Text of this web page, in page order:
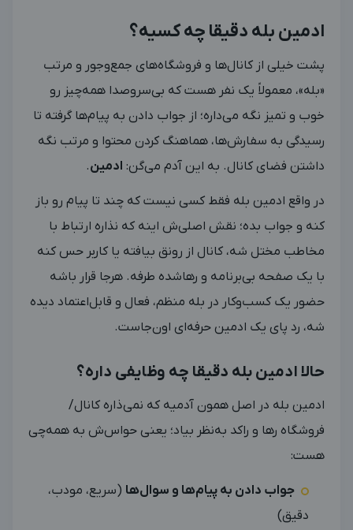
ادمین بله دقیقا چه کسیه؟
پشت خیلی از کانال‌ها و فروشگاه‌های جمع‌وجور و مرتب
«بله»، معمولاً یک نفر هست که بی‌سروصدا همه‌چیز رو
خوب و تمیز نگه می‌داره؛ از جواب دادن به پیام‌ها گرفته تا
رسیدگی به سفارش‌ها، هماهنگ کردن محتوا و مرتب نگه
داشتن فضای کانال. به این آدم می‌گن: ادمین.
در واقع ادمین بله فقط کسی نیست که چند تا پیام رو باز
کنه و جواب بده؛ نقش اصلی‌ش اینه که نذاره ارتباط با
مخاطب مختل شه، کانال از رونق بیافته یا کاربر حس کنه
با یک صفحه بی‌برنامه و رهاشده طرفه. هرجا قرار باشه
حضور یک کسب‌وکار در بله منظم، فعال و قابل‌اعتماد دیده
شه، رد پای یک ادمین حرفه‌ای اون‌جاست.
حالا ادمین بله دقیقا چه وظایفی داره؟
ادمین بله در اصل همون آدمیه که نمی‌ذاره کانال/
فروشگاه رها و راکد به‌نظر بیاد؛ یعنی حواس‌ش به همه‌چی
هست:
جواب دادن به پیام‌ها و سوال‌ها (سریع، مودب،
دقیق)